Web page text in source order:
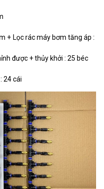
+ Lọc rác máy bơm tăng áp :
được + thủy khởi : 25 béc
24 cái